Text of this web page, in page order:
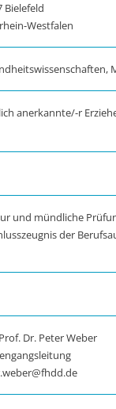
Bielefeld
Westfalen
anerkannte/-r
und mündliche
der
Dr. Peter Weber